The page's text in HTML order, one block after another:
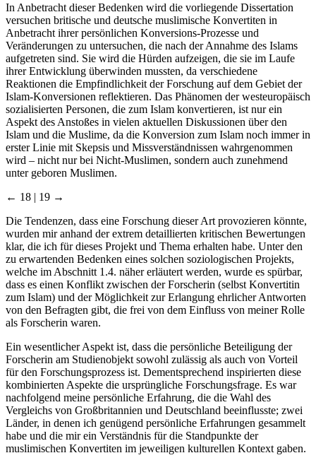
In Anbetracht dieser Bedenken wird die vorliegende Dissertation
versuchen britische und deutsche muslimische Konvertiten in
Anbetracht ihrer persönlichen Konversions-Prozesse und
Veränderungen zu untersuchen, die nach der Annahme des Islams
aufgetreten sind. Sie wird die Hürden aufzeigen, die sie im Laufe
ihrer Entwicklung überwinden mussten, da verschiedene
Reaktionen die Empfindlichkeit der Forschung auf dem Gebiet der
Islam-Konversionen reflektieren. Das Phänomen der westeuropäisch
sozialisierten Personen, die zum Islam konvertieren, ist nur ein
Aspekt des Anstoßes in vielen aktuellen Diskussionen über den
Islam und die Muslime, da die Konversion zum Islam noch immer in
erster Linie mit Skepsis und Missverständnissen wahrgenommen
wird – nicht nur bei Nicht-Muslimen, sondern auch zunehmend
unter geboren Muslimen.
← 18 | 19 →
Die Tendenzen, dass eine Forschung dieser Art provozieren könnte,
wurden mir anhand der extrem detaillierten kritischen Bewertungen
klar, die ich für dieses Projekt und Thema erhalten habe. Unter den
zu erwartenden Bedenken eines solchen soziologischen Projekts,
welche im Abschnitt 1.4. näher erläutert werden, wurde es spürbar,
dass es einen Konflikt zwischen der Forscherin (selbst Konvertitin
zum Islam) und der Möglichkeit zur Erlangung ehrlicher Antworten
von den Befragten gibt, die frei von dem Einfluss von meiner Rolle
als Forscherin waren.
Ein wesentlicher Aspekt ist, dass die persönliche Beteiligung der
Forscherin am Studienobjekt sowohl zulässig als auch von Vorteil
für den Forschungsprozess ist. Dementsprechend inspirierten diese
kombinierten Aspekte die ursprüngliche Forschungsfrage. Es war
nachfolgend meine persönliche Erfahrung, die die Wahl des
Vergleichs von Großbritannien und Deutschland beeinflusste; zwei
Länder, in denen ich genügend persönliche Erfahrungen gesammelt
habe und die mir ein Verständnis für die Standpunkte der
muslimischen Konvertiten im jeweiligen kulturellen Kontext gaben.